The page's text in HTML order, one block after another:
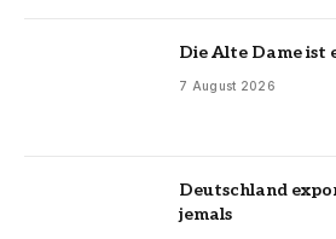
Die Alte Dame ist
7 August 2026
Deutschland
jemals